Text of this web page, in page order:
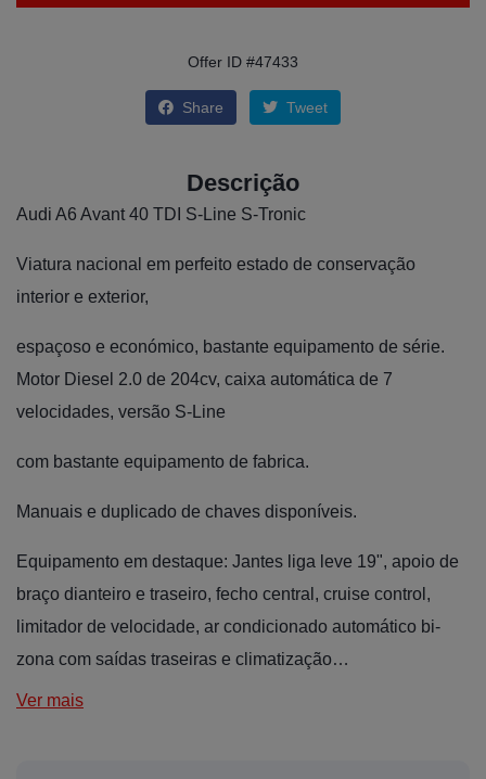
Offer ID #47433
Share Tweet
Descrição
Audi A6 Avant 40 TDI S-Line S-Tronic
Viatura nacional em perfeito estado de conservação
interior e exterior,
espaçoso e económico, bastante equipamento de série.
Motor Diesel 2.0 de 204cv, caixa automática de 7
velocidades, versão S-Line
com bastante equipamento de fabrica.
Manuais e duplicado de chaves disponíveis.
Equipamento em destaque: Jantes liga leve 19", apoio de
braço dianteiro e traseiro, fecho central, cruise control,
limitador de velocidade, ar condicionado automático bi-
zona com saídas traseiras e climatização…
Ver mais